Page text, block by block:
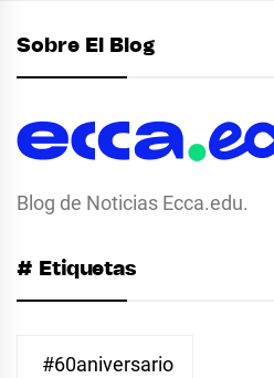
Sobre El Blog
Blog de Noticias Ecca.edu.
# Etiquetas
#60aniversario